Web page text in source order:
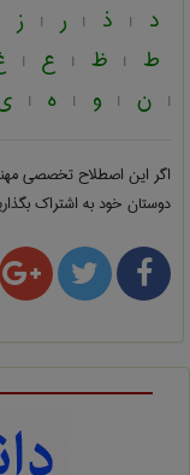
د | ذ | ر | ز
ط | ظ | ع |
| ن | و | ه |
اگر این اصطلاح تخصصی
دوستان خود به اشتراک